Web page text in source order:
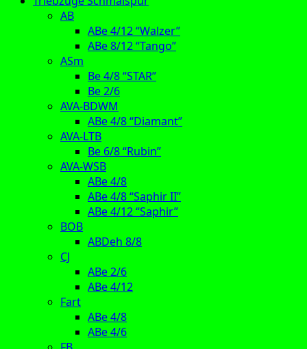
AB
ABe 4/12 “Walzer”
ABe 8/12 “Tango”
ASm
Be 4/8 “STAR”
Be 2/6
AVA-BDWM
ABe 4/8 “Diamant”
AVA-LTB
Be 6/8 “Rubin”
AVA-WSB
ABe 4/8
ABe 4/8 “Saphir II”
ABe 4/12 “Saphir”
BOB
ABDeh 8/8
CJ
ABe 2/6
ABe 4/12
Fart
ABe 4/8
ABe 4/6